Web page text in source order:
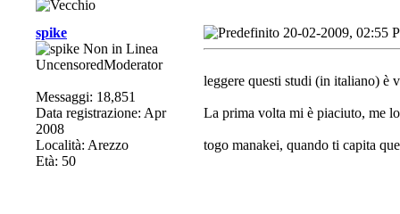
spike
UncensoredModerator
Messaggi: 18,851
Data registrazione: Apr
2008
Località: Arezzo
Età: 50
20-02-2009, 02:55
leggere questi studi (in italiano) è
La prima volta mi è piaciuto, me
togo manakei, quando ti capita